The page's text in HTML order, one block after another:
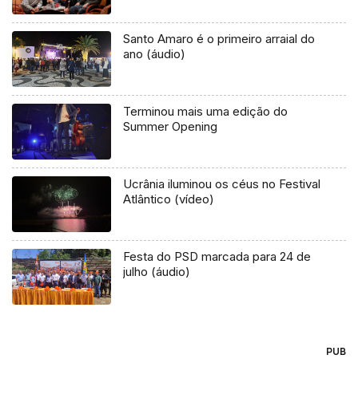
Santo Amaro é o primeiro arraial do
ano (áudio)
Terminou mais uma edição do
Summer Opening
Ucrânia iluminou os céus no Festival
Atlântico (vídeo)
Festa do PSD marcada para 24 de
julho (áudio)
PUB